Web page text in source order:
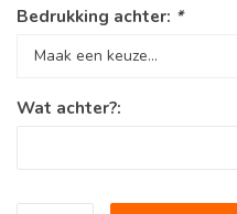
Bedrukking achter: *
Wat achter?: